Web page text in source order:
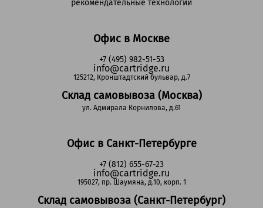
Офис в Москве
+7 (495) 982-51-53
info@cartridge.ru
125212, Кронштадтский бульвар, д.7
Склад самовывоза (Москва)
ул. Адмирала Корнилова, д.61
Офис в Санкт-Петербурге
+7 (812) 655-67-23
info@cartridge.ru
195027, пр. Шаумяна, д.10, корп. 1
Склад самовывоза (Санкт-Петербург)
рекомендательные технологии